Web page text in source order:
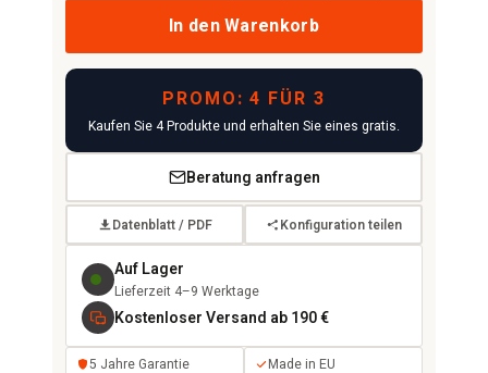
In den Warenkorb
PROMO: 4 FÜR 3
Kaufen Sie 4 Produkte und erhalten Sie eines gratis.
Beratung anfragen
Datenblatt / PDF Konfiguration teilen
Auf Lager
Lieferzeit 4–9 Werktage
Kostenloser Versand ab 190 €
5 Jahre Garantie
Made in EU